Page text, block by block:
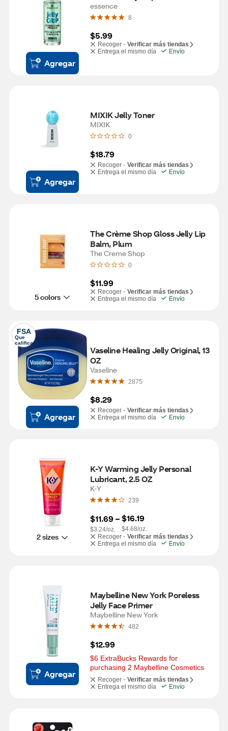
Agregar
essence
8
$5.99
Recoger - Verificar más tiendas
Entrega el mismo día
Envío
Agregar
MIXIK Jelly Toner
MIXIK
0
$18.79
Recoger - Verificar más tiendas
Entrega el mismo día
Envío
5 colors
The Crème Shop Gloss Jelly Lip
Balm, Plum
The Creme Shop
0
$11.99
Recoger - Verificar más tiendas
Entrega el mismo día
Envío
FSA
Que
califica
Agregar
Vaseline Healing Jelly Original, 13
OZ
Vaseline
2875
$8.29
Recoger - Verificar más tiendas
Entrega el mismo día
Envío
2 sizes
K-Y Warming Jelly Personal
Lubricant, 2.5 OZ
K-Y
239
$11.69 –
$3.24/oz.
$16.19
$4.68/oz.
Recoger - Verificar más tiendas
Entrega el mismo día
Envío
Agregar
Maybelline New York Poreless
Jelly Face Primer
Maybelline New York
482
$12.99
$6 ExtraBucks Rewards for
purchasing 2 Maybelline Cosmetics
Recoger - Verificar más tiendas
Entrega el mismo día
Envío